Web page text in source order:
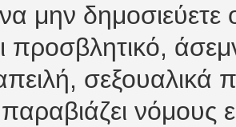
μην
προσβλητικό,
σεξουαλικά
νόμους